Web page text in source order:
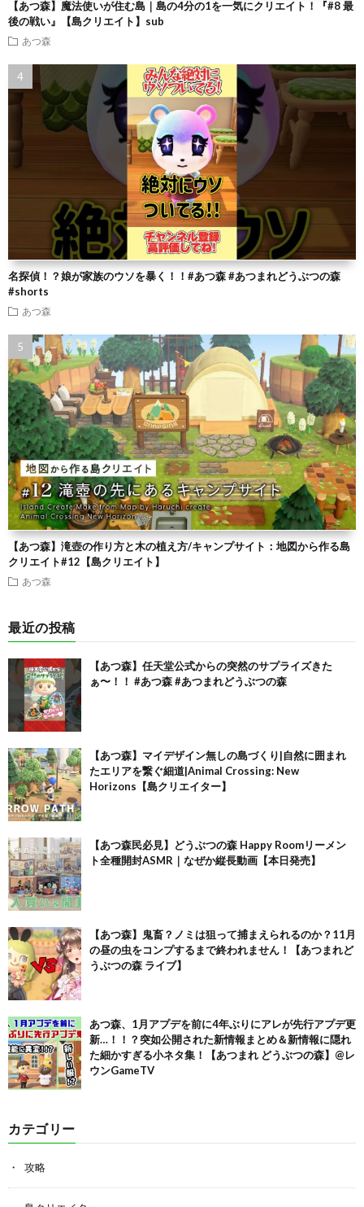
【あつ森】魔法使いが住む島｜島の4分の1を一気にクリエイト！『#8 最
後の戦い』【島クリエイト】sub
あつ森
名探偵！？娘が家族のウソを暴く！！#あつ森 #あつまれどうぶつの森
#shorts
あつ森
【あつ森】滝壺の作り方と木の植え方/キャンプサイト：地図から作る島
クリエイト#12【島クリエイト】
あつ森
最近の投稿
【あつ森】任天堂公式からの突然のサプライズきた
ぁ〜！！ #あつ森 #あつまれどうぶつの森
【あつ森】マイデザイン無しの島づくり|自然に囲まれ
たエリアを繋ぐ細道|Animal Crossing: New
Horizons【島クリエイター】
【あつ森民必見】どうぶつの森 Happy Roomリーメン
ト全種開封ASMR｜なぜか縦長動画【本日発売】
【あつ森】鬼畜？ノミは狙って捕まえられるのか？11月
の昼の虫をコンプするまで終われません！【あつまれど
うぶつの森 ライブ】
あつ森、1月アプデを前に4年ぶりにアレが先行アプデ更
新…！！？突如公開された新情報まとめ＆新情報に隠れ
た細かすぎる小ネタ集！【あつまれ どうぶつの森】@レ
ウンGameTV
カテゴリー
攻略